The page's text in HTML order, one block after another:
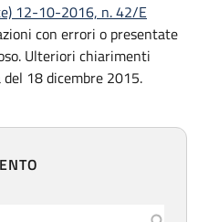
12-10-2016, n. 42/E
con errori o presentate
Ulteriori chiarimenti
18 dicembre 2015.